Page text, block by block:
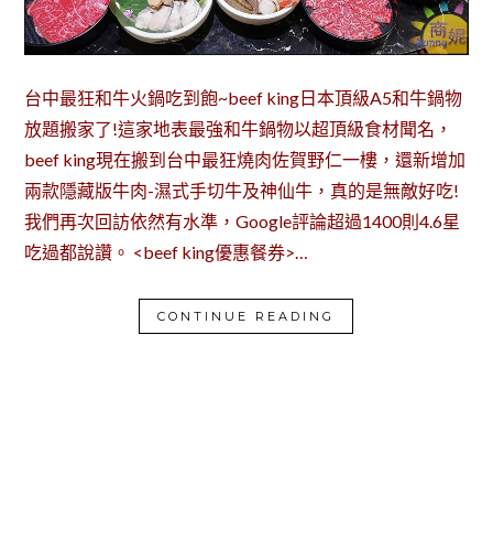
台中最狂和牛火鍋吃到飽~beef king日本頂級A5和牛鍋物
放題搬家了!這家地表最強和牛鍋物以超頂級食材聞名，
beef king現在搬到台中最狂燒肉佐賀野仁一樓，還新增加
兩款隱藏版牛肉-濕式手切牛及神仙牛，真的是無敵好吃!
我們再次回訪依然有水準，Google評論超過1400則4.6星
吃過都說讚。 <beef king優惠餐券>…
CONTINUE READING